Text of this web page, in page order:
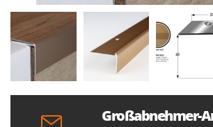
Großabnehmer-